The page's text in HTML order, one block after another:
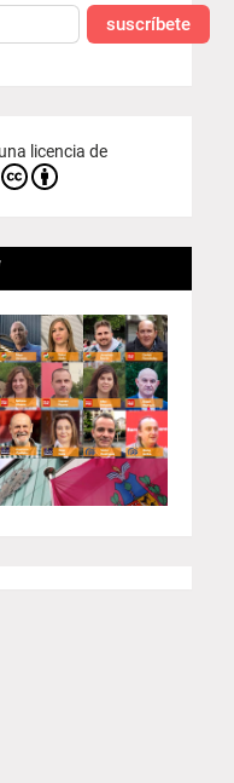
suscríbete
licencia de